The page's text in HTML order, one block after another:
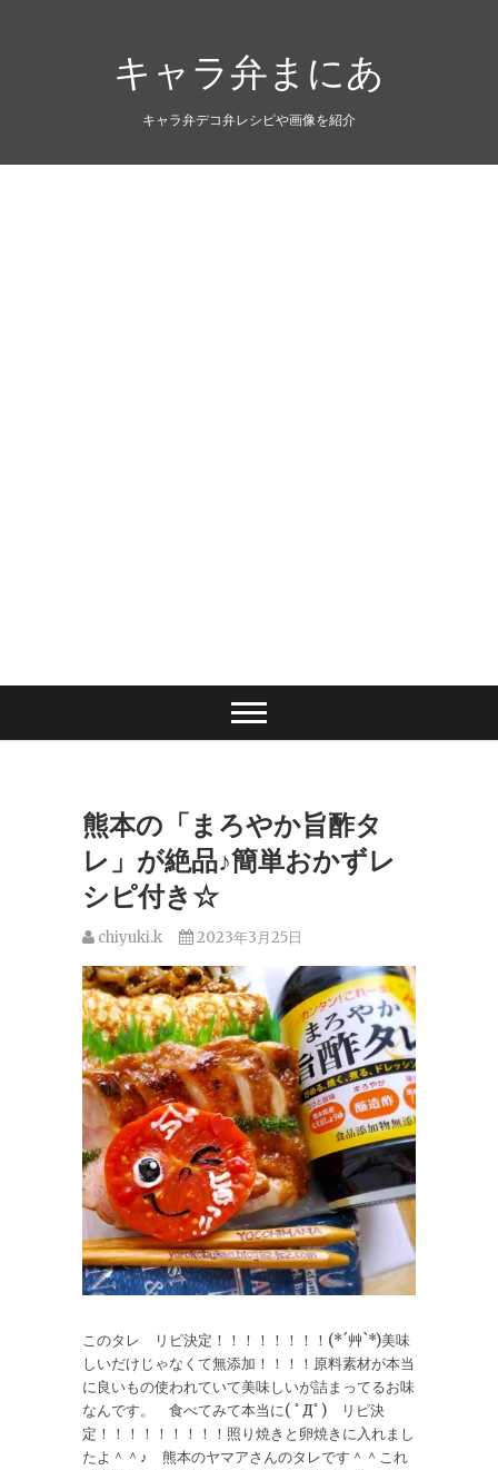
キャラ弁まにあ
キャラ弁デコ弁レシピや画像を紹介
熊本の「まろやか旨酢タ
レ」が絶品♪簡単おかずレ
シピ付き☆
chiyuki.k 2023年3月25日
このタレ リピ決定！！！！！！！！(*´艸`*)美味
しいだけじゃなくて無添加！！！！原料素材が本当
に良いもの使われていて美味しいが詰まってるお味
なんです。 食べてみて本当に( ﾟДﾟ) リピ決
定！！！！！！！！！照り焼きと卵焼きに入れまし
たよ＾＾♪ 熊本のヤマアさんのタレです＾＾これ